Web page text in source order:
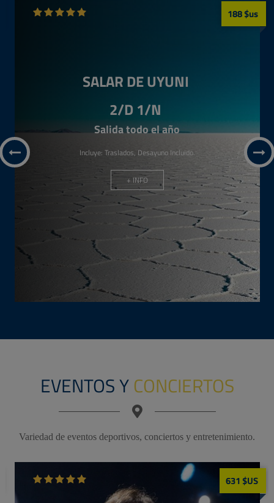
VARIEDAD DE PARQUES
TEMÁTICOS
Disneyworld, Universal Studios, Seaworld, Legoland, Xcaret y